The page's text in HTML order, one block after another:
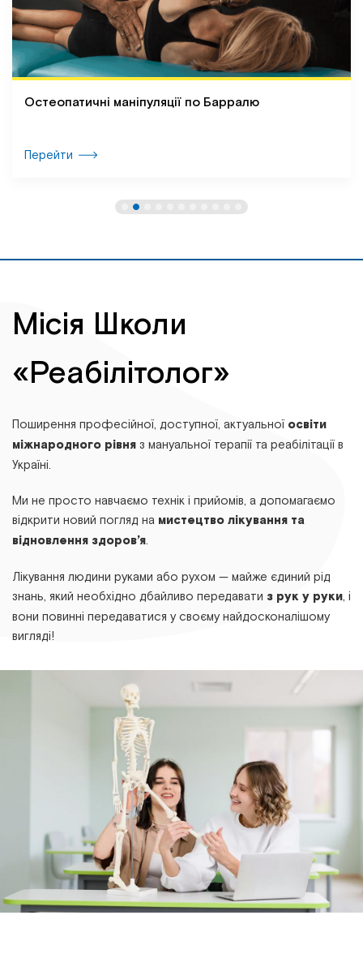
Остеопатичні маніпуляції по Барралю
Перейти
Місія Школи
«Реабілітолог»
Поширення професійної, доступної, актуальної освіти
міжнародного рівня з мануальної терапії та реабілітації в
Україні.
Ми не просто навчаємо технік і прийомів, а допомагаємо
відкрити новий погляд на мистецтво лікування та
відновлення здоров’я.
Лікування людини руками або рухом — майже єдиний рід
знань, який необхідно дбайливо передавати з рук у руки, і
вони повинні передаватися у своєму найдосконалішому
вигляді!